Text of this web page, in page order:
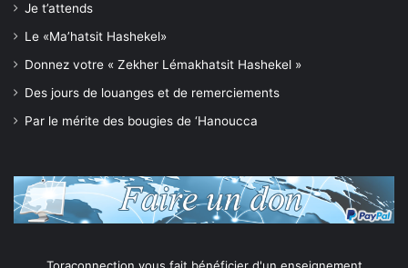
Je t’attends
Le «Ma’hatsit Hashekel»
Donnez votre « Zekher Lémakhatsit Hashekel »
Des jours de louanges et de remerciements
Par le mérite des bougies de ‘Hanoucca